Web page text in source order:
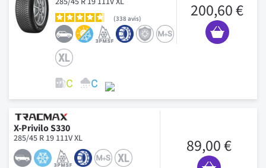
338 avis 200,60 €
X-Privilo S330
285/45 R 19 111V XL 89,00 €